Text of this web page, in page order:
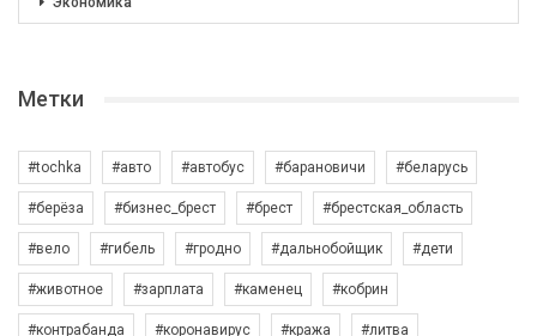
Метки
#tochka #авто #автобус #барановичи #беларусь
#берёза #бизнес_брест #брест #брестская_область
#вело #гибель #гродно #дальнобойщик #дети
#животное #зарплата #каменец #кобрин
#контрабанда #коронавирус #кража #литва